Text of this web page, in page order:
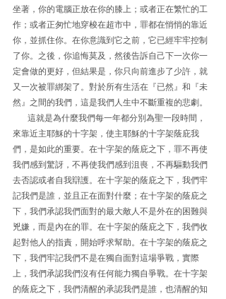
坐著，你的電腦正放在你的膝上；或者正在繁忙的工
作；或者正匆忙地穿梭在超市中，罪都在悄悄的靠近
你，並抓住你。在你意識到它之前，它已經牢牢控制
了你。之後，你追悔莫及，然後告訴自己下一次你一
定會做的更好，但結果是，你只向前進步了少許，就
又一次被罪綁架了。對於所有生活在『已然』和『未
然』之間的我們，這是我們人生中不斷重複的悲劇。
來靠近主耶穌的十字架，使主耶穌的十字架蔭庇我
們，是如此的重要。在十字架的蔭庇之下，罪不再使
我們感到驚訝，不再使我們感到沮喪，不再驅動我們
去否認或者自我辯護。在十字架的蔭庇之下，我們牢
記我們是誰，並且正在面對什麼；在十字架的蔭庇之
下，我們承認我們面對的最大敵人不是外在的困難與
兇嫌，而是內在的罪。在十字架的蔭庇之下，我們收
起對他人的指責，開始呼求幫助。在十字架的蔭庇之
下，我們牢記我們不是在獨自面對這場爭戰，實際
上，我們承認我們沒有任何能力獨自爭戰。在十字架
的蔭庇之下，我們清醒的承認我們是誰，也清醒的知